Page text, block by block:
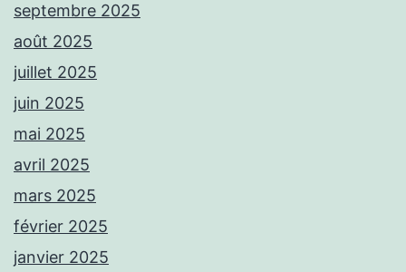
septembre 2025
août 2025
juillet 2025
juin 2025
mai 2025
avril 2025
mars 2025
février 2025
janvier 2025